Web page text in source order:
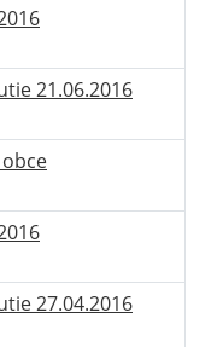
21.06.2016
27.04.2016